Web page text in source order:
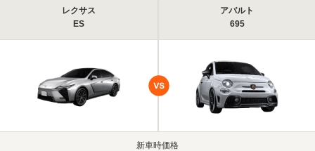
レクサス
ES
アバルト
695
新車時価格